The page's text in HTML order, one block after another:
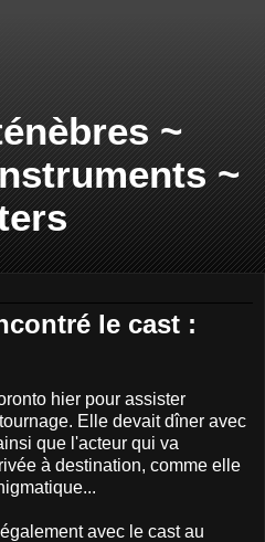
~
~
le cast :
hier pour assister
Elle devait dîner avec
que l'acteur qui va
à destination, comme elle
avec le cast au